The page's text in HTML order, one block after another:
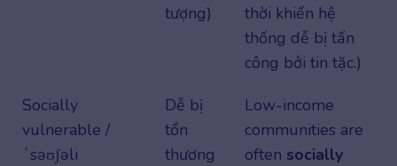
tượng)
thời khiến hệ
thống dễ bị tấn
công bởi tin tặc.)
Socially
vulnerable /
ˈsəʊʃəli
Dễ bị
tổn
thương
Low-income
communities are
often socially